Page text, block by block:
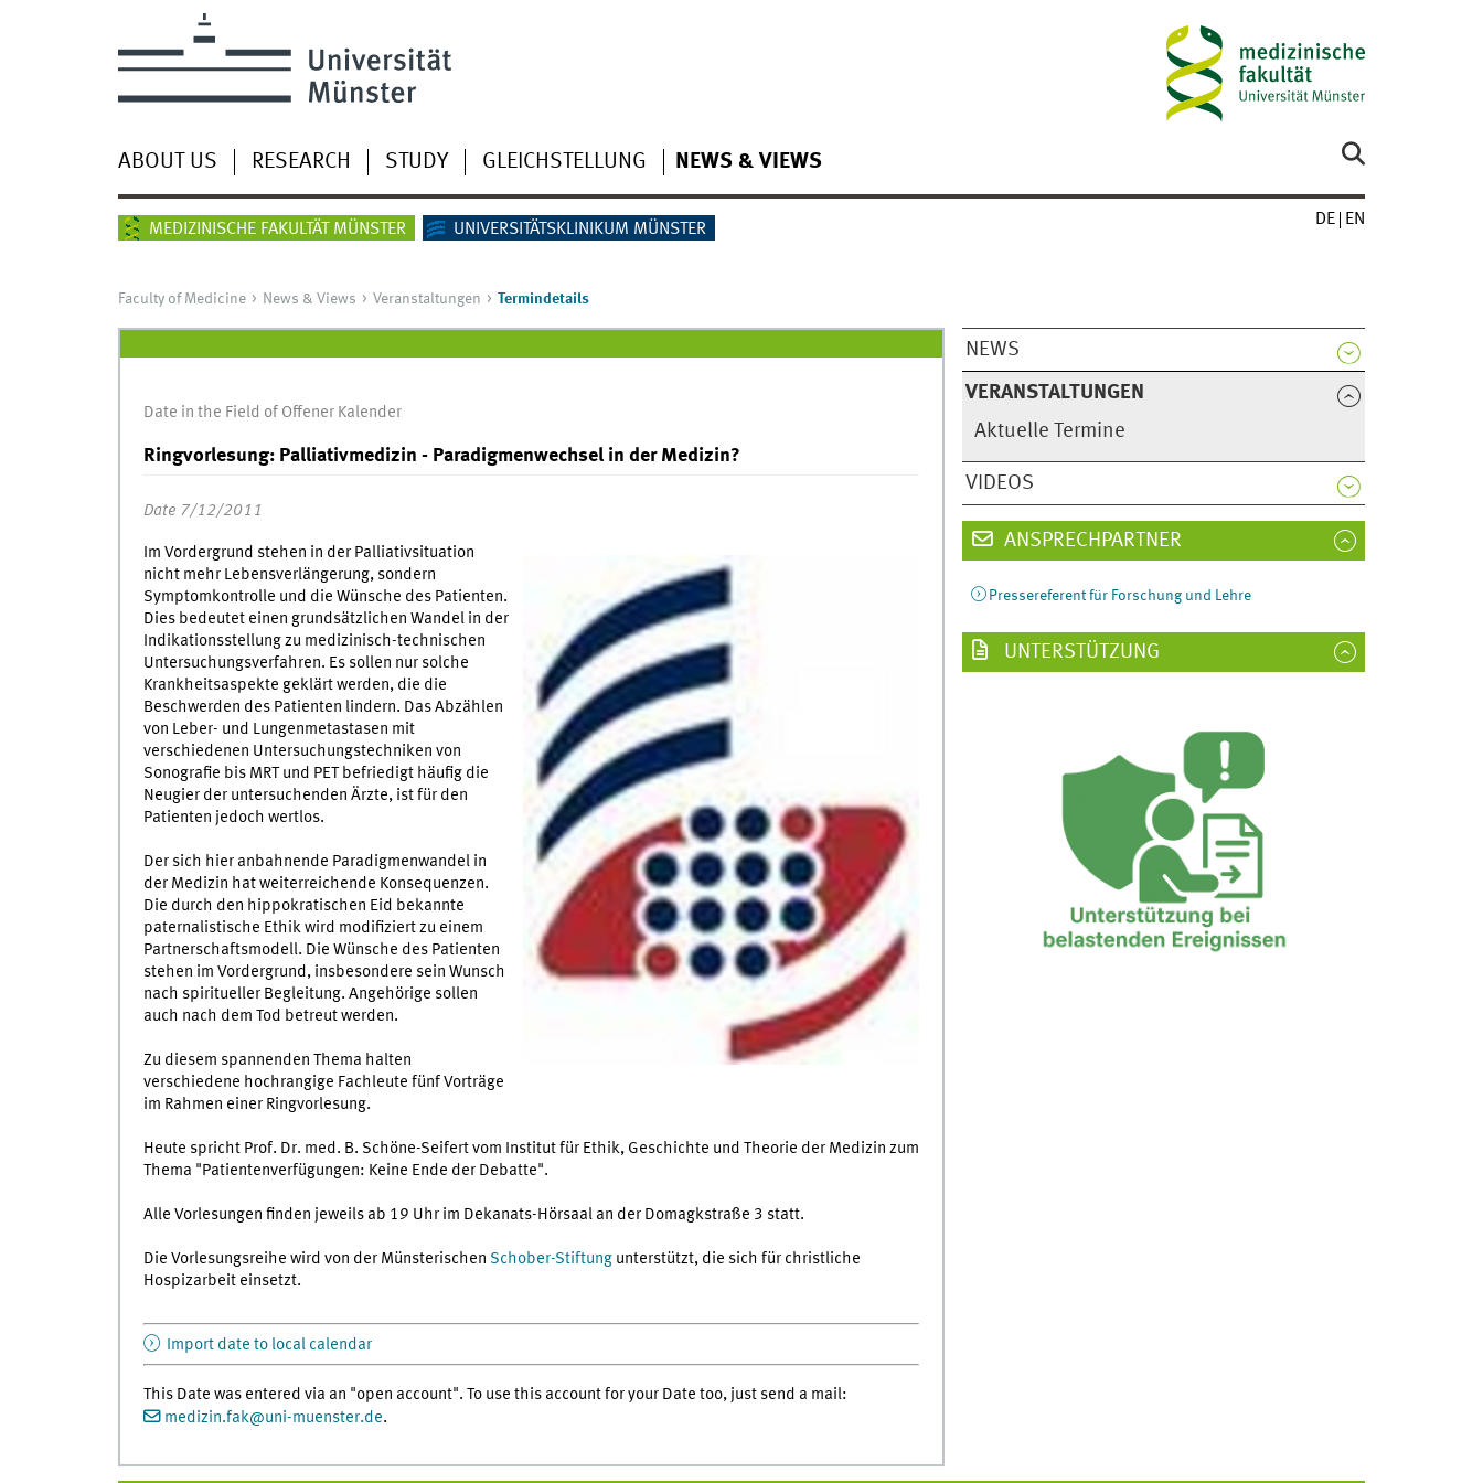
ABOUT US RESEARCH STUDY GLEICHSTELLUNG NEWS & VIEWS
MEDIZINISCHE FAKULTÄT MÜNSTER UNIVERSITÄTSKLINIKUM MÜNSTER
DE EN
Faculty of Medicine News & Views Veranstaltungen Termindetails
NEWS
VERANSTALTUNGEN
Aktuelle Termine
VIDEOS
Date in the Field of Offener Kalender
Ringvorlesung: Palliativmedizin - Paradigmenwechsel in der Medizin?
Date 7/12/2011
Im Vordergrund stehen in der Palliativsituation
nicht mehr Lebensverlängerung, sondern
Symptomkontrolle und die Wünsche des Patienten.
Dies bedeutet einen grundsätzlichen Wandel in der
Indikationsstellung zu medizinisch-technischen
Untersuchungsverfahren. Es sollen nur solche
Krankheitsaspekte geklärt werden, die die
Beschwerden des Patienten lindern. Das Abzählen
von Leber- und Lungenmetastasen mit
verschiedenen Untersuchungstechniken von
Sonografie bis MRT und PET befriedigt häufig die
Neugier der untersuchenden Ärzte, ist für den
Patienten jedoch wertlos.
Der sich hier anbahnende Paradigmenwandel in
der Medizin hat weiterreichende Konsequenzen.
Die durch den hippokratischen Eid bekannte
paternalistische Ethik wird modifiziert zu einem
Partnerschaftsmodell. Die Wünsche des Patienten
stehen im Vordergrund, insbesondere sein Wunsch
nach spiritueller Begleitung. Angehörige sollen
auch nach dem Tod betreut werden.
Zu diesem spannenden Thema halten
verschiedene hochrangige Fachleute fünf Vorträge
im Rahmen einer Ringvorlesung.
Heute spricht Prof. Dr. med. B. Schöne-Seifert vom Institut für Ethik, Geschichte und Theorie der Medizin zum
Thema "Patientenverfügungen: Keine Ende der Debatte".
Alle Vorlesungen finden jeweils ab 19 Uhr im Dekanats-Hörsaal an der Domagkstraße 3 statt.
Die Vorlesungsreihe wird von der Münsterischen Schober-Stiftungunterstützt, die sich für christliche
Hospizarbeit einsetzt.
Import date to local calendar
This Date was entered via an "open account". To use this account for your Date too, just send a mail:
medizin.fak@uni-muenster.de.
ANSPRECHPARTNER
Pressereferent für Forschung und Lehre
UNTERSTÜTZUNG